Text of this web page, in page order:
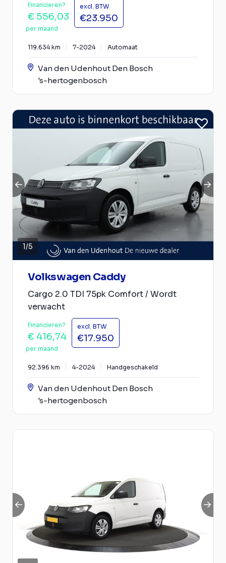
Financieren?
€ 556,03
per maand
excl. BTW
€23.950
119.634 km 7-2024 Automaat
Van den Udenhout Den Bosch
's-hertogenbosch
1/5
Volkswagen Caddy
Cargo 2.0 TDI 75pk Comfort / Wordt
verwacht
Financieren?
€ 416,74
per maand
excl. BTW
€17.950
92.396 km 4-2024 Handgeschakeld
Van den Udenhout Den Bosch
's-hertogenbosch